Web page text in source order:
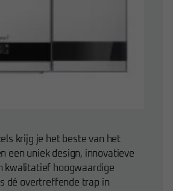
krijg je het beste van het
een uniek design, innovatieve
kwalitatief hoogwaardige
dé overtreffende trap in